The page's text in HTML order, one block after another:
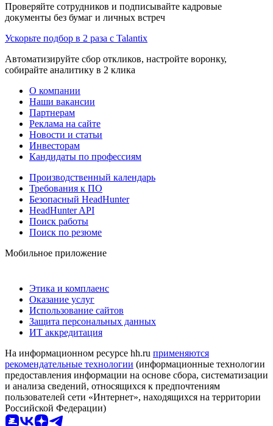
Проверяйте сотрудников и подписывайте кадровые
документы без бумаг и личных встреч
Ускорьте подбор в 2 раза с Talantix
Автоматизируйте сбор откликов, настройте воронку,
собирайте аналитику в 2 клика
О компании
Наши вакансии
Партнерам
Реклама на сайте
Новости и статьи
Инвесторам
Кандидаты по профессиям
Производственный календарь
Требования к ПО
Безопасный HeadHunter
HeadHunter API
Поиск работы
Поиск по резюме
Мобильное приложение
Этика и комплаенс
Оказание услуг
Использование сайтов
Защита персональных данных
ИТ аккредитация
На информационном ресурсе hh.ru применяются
рекомендательные технологии (информационные технологии
предоставления информации на основе сбора, систематизации
и анализа сведений, относящихся к предпочтениям
пользователей сети «Интернет», находящихся на территории
Российской Федерации)